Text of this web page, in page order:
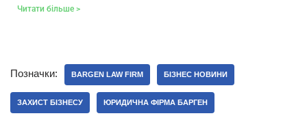
Читати більше >
Позначки: BARGEN LAW FIRM БІЗНЕС НОВИНИ
ЗАХИСТ БІЗНЕСУ ЮРИДИЧНА ФІРМА БАРГЕН